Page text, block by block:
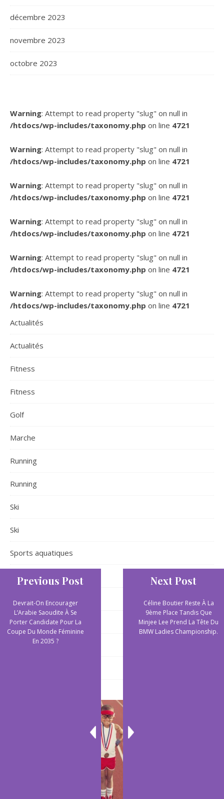
décembre 2023
novembre 2023
octobre 2023
Warning: Attempt to read property "slug" on null in
/htdocs/wp-includes/taxonomy.php on line 4721
Warning: Attempt to read property "slug" on null in
/htdocs/wp-includes/taxonomy.php on line 4721
Warning: Attempt to read property "slug" on null in
/htdocs/wp-includes/taxonomy.php on line 4721
Warning: Attempt to read property "slug" on null in
/htdocs/wp-includes/taxonomy.php on line 4721
Warning: Attempt to read property "slug" on null in
/htdocs/wp-includes/taxonomy.php on line 4721
Warning: Attempt to read property "slug" on null in
/htdocs/wp-includes/taxonomy.php on line 4721
Actualités
Actualités
Fitness
Fitness
Golf
Marche
Running
Running
Ski
Ski
Sports aquatiques
Sports aquatiques
Sports collectifs
Sports de plein air
Sports extrêmes
Previous Post
Devrait-On Encourager
L’Arabie Saoudite À Se
Porter Candidate Pour La
Coupe Du Monde Féminine
En 2035 ?
Next Post
Céline Boutier Reste À La
9ème Place Tandis Que
Minjee Lee Prend La Tête Du
BMW Ladies Championship.